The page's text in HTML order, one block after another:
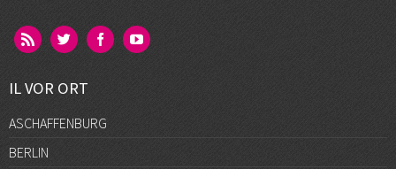
IL VOR ORT
ASCHAFFENBURG
BERLIN